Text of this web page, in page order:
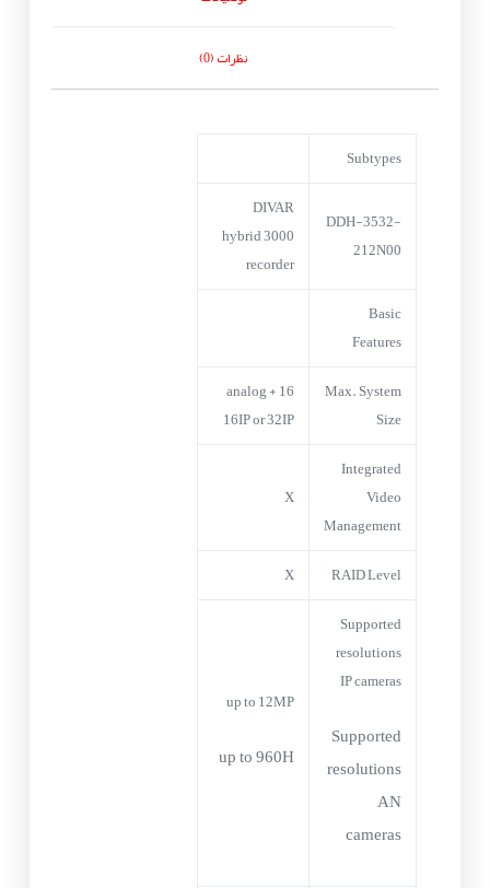
نظرات (0)
Subtypes
DDH-3532-
212N00
DIVAR
hybrid 3000
recorder
Basic
Features
Max. System
Size
16 analog +
16IP or 32IP
Integrated
Video
Management
X
RAID Level
X
Supported
resolutions
IP cameras
Supported
resolutions
AN
cameras
up to 12MP
up to 960H